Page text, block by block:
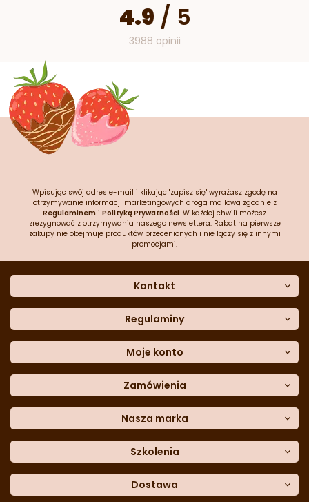
4.9 / 5
3988 opinii
Wpisując swój adres e-mail i klikając "zapisz się" wyrażasz zgodę na
otrzymywanie informacji marketingowych drogą mailową zgodnie z
Regulaminem i Polityką Prywatności. W każdej chwili możesz
zrezygnować z otrzymywania naszego newslettera. Rabat na pierwsze
zakupy nie obejmuje produktów przecenionych i nie łączy się z innymi
promocjami.
Kontakt
Dane kontaktowe
Często zadawane pytania
Sklep stacjonarny
Formularz kontaktowy
Blog
telefon:601 767 272
Regulaminy
Polityka prywatności
Polityka cookies
Polityka reklamacji
Polityka zwrotów
Dostępność cyfrowa
Moje konto
Moje dane
Historia zamówień
Lista ulubionych
Moje rabaty
Zamówienia
Metody płatności
Dane do przelewu
Formularzreklamacji
Formularzzwrotu
Nasza marka
Trio Gelato
CDN
Szkolenia
Academy of Baker Arts
Dostawa